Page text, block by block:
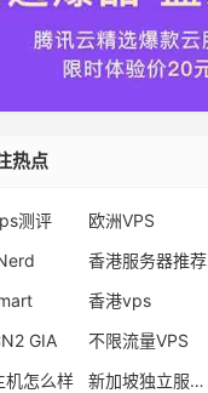
热点
测评 欧洲VPS
香港服务器推荐
香港vps
GIA
不限流量VPS
机怎么样
新加坡独立服务器